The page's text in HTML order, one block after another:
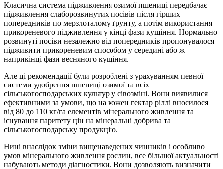
Класична система підживлення озимої пшениці передбачає
підживлення слаборозвинутих посівів після гірших
попередників по мерзлоталому ґрунту, а потім використання
прикореневого підживлення у кінці фази кущіння. Нормально
розвинуті посіви незалежно від попередників пропонувалося
підживити прикореневим способом у середині або ж
наприкінці фази весняного кущіння.
Але ці рекомендації були розроблені з урахуванням певної
системи удобрення пшениці озимої та всіх
сільськогосподарських культур у сівозміні. Вони виявилися
ефективними за умови, що на кожен гектар ріллі вносилося
від 80 до 110 кг/га елементів мінерального живлення та
існування паритету цін на мінеральні добрива та
сільськогосподарську продукцію.
Нині внаслідок зміни вищенаведених чинників і особливо
умов мінерального живлення рослин, все більшої актуальності
набувають методи діагностики. Вони дозволяють визначити